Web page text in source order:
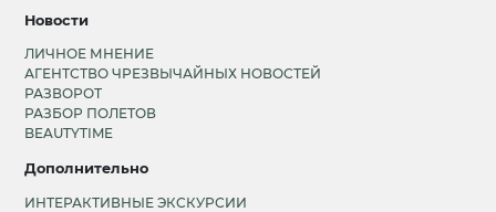
Новости
ЛИЧНОЕ МНЕНИЕ
АГЕНТСТВО ЧРЕЗВЫЧАЙНЫХ НОВОСТЕЙ
РАЗВОРОТ
РАЗБОР ПОЛЕТОВ
BEAUTYTIME
Дополнительно
ИНТЕРАКТИВНЫЕ ЭКСКУРСИИ